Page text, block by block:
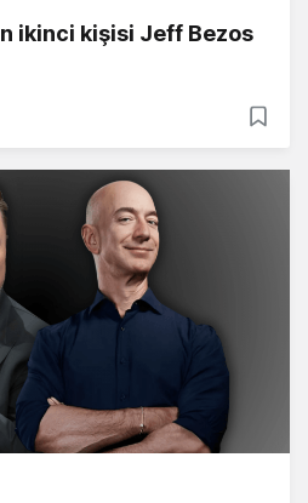
ikinci kişisi Jeff Bezos